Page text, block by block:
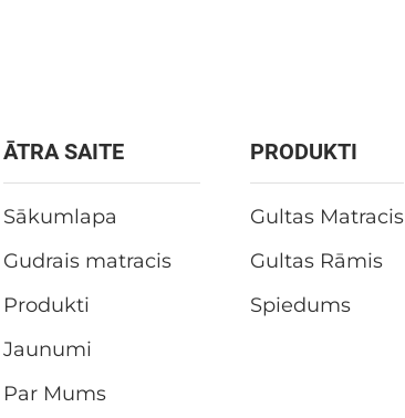
ĀTRA SAITE
Sākumlapa
Gudrais matracis
Produkti
Jaunumi
Par Mums
PRODUKTI
Gultas Matracis
Gultas Rāmis
Spiedums